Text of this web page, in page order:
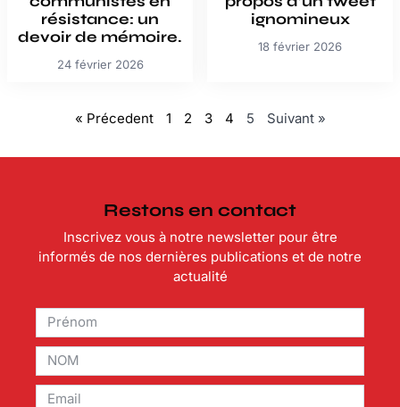
résistance: un
devoir de mémoire.
24 février 2026
ignomineux
18 février 2026
« Précedent 1 2 3 4 5 Suivant »
Restons en contact
Inscrivez vous à notre newsletter pour être
informés de nos dernières publications et de notre
actualité